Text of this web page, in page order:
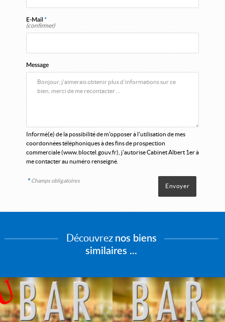
E-Mail *
(confirmer)
Message
Informé(e) de la possibilité de m'opposer à l'utilisation de mes
coordonnées téléphoniques à des fins de prospection
commerciale (www.bloctel.gouv.fr), j'autorise Cabinet Albert 1er à
me contacter au numéro renseigné.
* Champs obligatoires
Découvrez nos biens
similaires ...